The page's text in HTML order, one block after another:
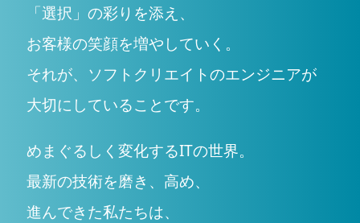
「選択」の彩りを添え、
お客様の笑顔を増やしていく。
それが、ソフトクリエイトのエンジニアが
大切にしていることです。
めまぐるしく変化するITの世界。
最新の技術を磨き、高め、
進んできた私たちは、